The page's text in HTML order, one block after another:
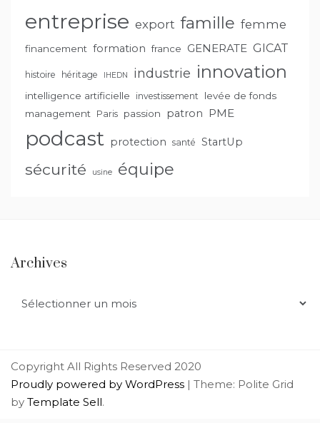
entreprise export famille femme
financement formation france GENERATE GICAT
histoire héritage IHEDN industrie innovation
intelligence artificielle investissement
levée de fonds
management
Paris passion patron PME
podcast protection santé StartUp
sécurité usine équipe
Archives
Copyright All Rights Reserved 2020
Proudly powered by WordPress | Theme: Polite Grid
by Template Sell.